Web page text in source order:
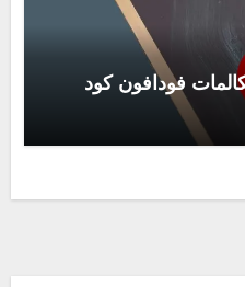
فودافون كود